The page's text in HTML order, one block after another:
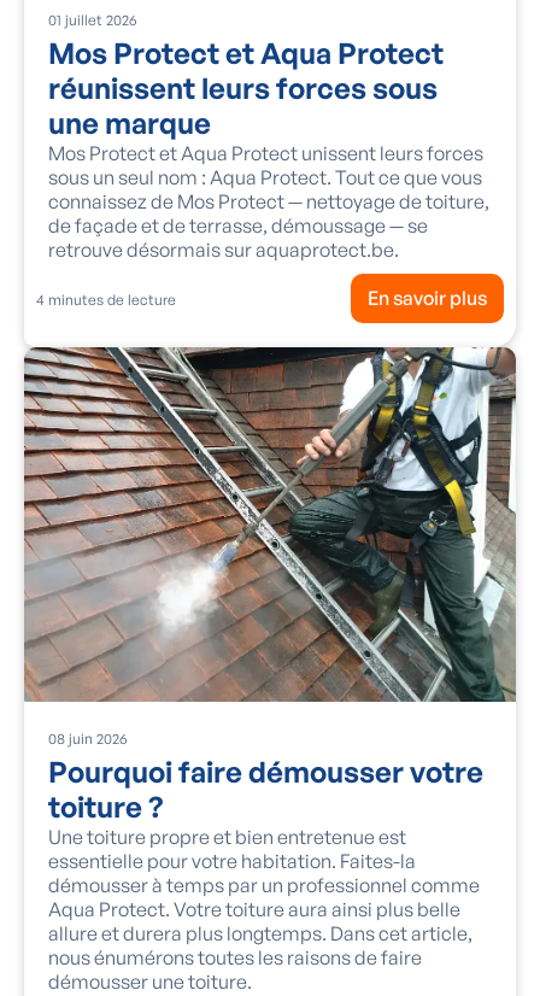
01 juillet 2026
Mos Protect et Aqua Protect
réunissent leurs forces sous
une marque
Mos Protect et Aqua Protect unissent leurs forces
sous un seul nom : Aqua Protect. Tout ce que vous
connaissez de Mos Protect — nettoyage de toiture,
de façade et de terrasse, démoussage — se
retrouve désormais sur aquaprotect.be.
4 minutes de lecture En savoir plus
08 juin 2026
Pourquoi faire démousser votre
toiture ?
Une toiture propre et bien entretenue est
essentielle pour votre habitation. Faites-la
démousser à temps par un professionnel comme
Aqua Protect. Votre toiture aura ainsi plus belle
allure et durera plus longtemps. Dans cet article,
nous énumérons toutes les raisons de faire
démousser une toiture.